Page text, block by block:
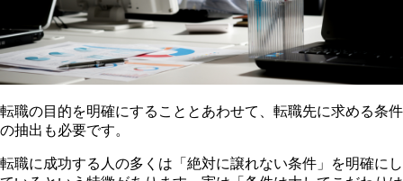
転職の目的を明確にすることとあわせて、転職先に求める条件
の抽出も必要です。
転職に成功する人の多くは「絶対に譲れない条件」を明確にし